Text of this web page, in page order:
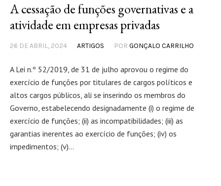
A cessação de funções governativas e a
atividade em empresas privadas
26 DE ABRIL, 2024 ARTIGOS POR GONÇALO CARRILHO
A Lei n.º 52/2019, de 31 de julho aprovou o regime do
exercício de funções por titulares de cargos políticos e
altos cargos públicos, ali se inserindo os membros do
Governo, estabelecendo designadamente (i) o regime de
exercício de funções; (ii) as incompatibilidades; (iii) as
garantias inerentes ao exercício de funções; (iv) os
impedimentos; (v)...